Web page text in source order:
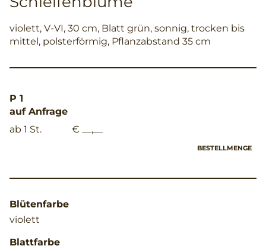
violett, V-VI, 30 cm, Blatt grün, sonnig, trocken bis
mittel, polsterförmig, Pflanzabstand 35 cm
P 1
auf Anfrage
ab 1 St.
€ __,__
BESTELLMENGE
Blütenfarbe
violett
Blattfarbe